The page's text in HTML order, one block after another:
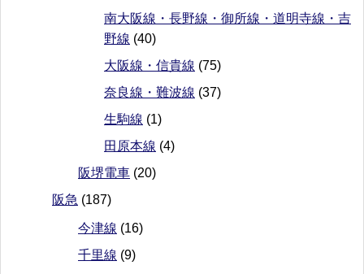
南大阪線・長野線・御所線・道明寺線・吉
野線 (40)
大阪線・信貴線 (75)
奈良線・難波線 (37)
生駒線 (1)
田原本線 (4)
阪堺電車 (20)
阪急 (187)
今津線 (16)
千里線 (9)